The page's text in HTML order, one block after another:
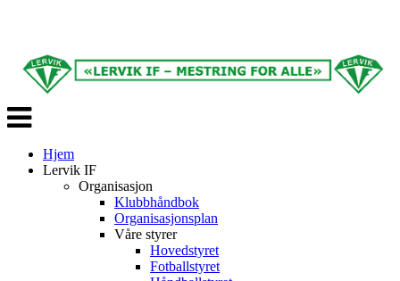
Veksle
navigasjon
Hjem
Lervik IF
Organisasjon
Klubbhåndbok
Organisasjonsplan
Våre styrer
Hovedstyret
Fotballstyret